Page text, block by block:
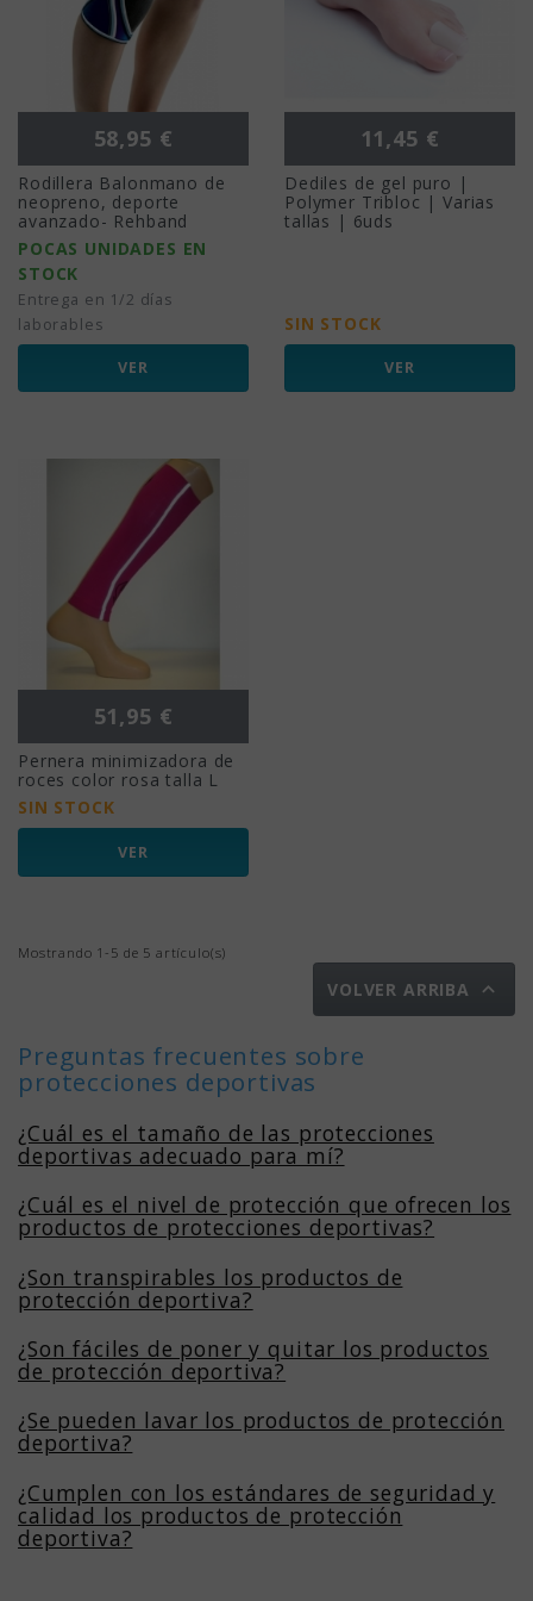
Precio
58,95 €
Rodillera Balonmano de
neopreno, deporte
avanzado- Rehband
POCAS UNIDADES EN
STOCK
Entrega en 1/2 días
laborables
VER
Precio
11,45 €
Dediles de gel puro |
Polymer Tribloc | Varias
tallas | 6uds
SIN STOCK
VER
Precio
51,95 €
Pernera minimizadora de
roces color rosa talla L
SIN STOCK
VER
Mostrando 1-5 de 5 artículo(s)
VOLVER ARRIBA 
Preguntas frecuentes sobre
protecciones deportivas
¿Cuál es el tamaño de las protecciones
deportivas adecuado para mí?
¿Cuál es el nivel de protección que ofrecen los
productos de protecciones deportivas?
¿Son transpirables los productos de
protección deportiva?
¿Son fáciles de poner y quitar los productos
de protección deportiva?
¿Se pueden lavar los productos de protección
deportiva?
¿Cumplen con los estándares de seguridad y
calidad los productos de protección
deportiva?